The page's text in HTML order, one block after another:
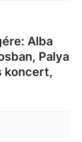
Alba
Palya
koncert,